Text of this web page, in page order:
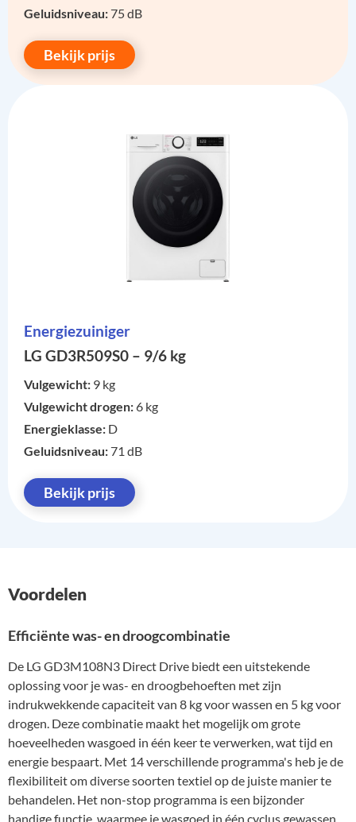
Geluidsniveau: 75 dB
Bekijk prijs
Energiezuiniger
LG GD3R509S0 – 9/6 kg
Vulgewicht: 9 kg
Vulgewicht drogen: 6 kg
Energieklasse: D
Geluidsniveau: 71 dB
Bekijk prijs
Voordelen
Efficiënte was- en droogcombinatie
De LG GD3M108N3 Direct Drive biedt een uitstekende
oplossing voor je was- en droogbehoeften met zijn
indrukwekkende capaciteit van 8 kg voor wassen en 5 kg voor
drogen. Deze combinatie maakt het mogelijk om grote
hoeveelheden wasgoed in één keer te verwerken, wat tijd en
energie bespaart. Met 14 verschillende programma's heb je de
flexibiliteit om diverse soorten textiel op de juiste manier te
behandelen. Het non-stop programma is een bijzonder
handige functie, waarmee je wasgoed in één cyclus gewassen